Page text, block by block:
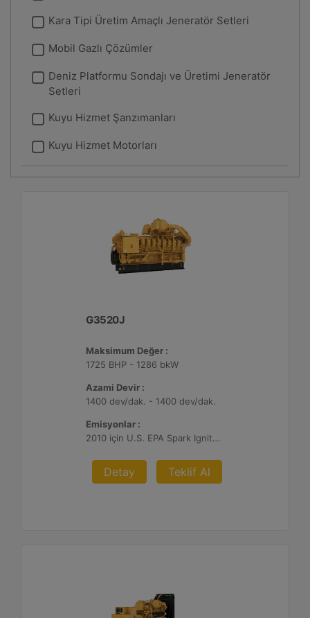
Kara Tipi Üretim Amaçlı Jeneratör Setleri
Mobil Gazlı Çözümler
Deniz Platformu Sondajı ve Üretimi Jeneratör
Setleri
Kuyu Hizmet Şanzımanları
Kuyu Hizmet Motorları
G3520J
Maksimum Değer :
1725 BHP - 1286 bkW
Azami Devir :
1400 dev/dak. - 1400 dev/dak.
Emisyonlar :
2010 için U.S. EPA Spark Ignited Stationary NSPS emisyonlar
Detay Teklif Al